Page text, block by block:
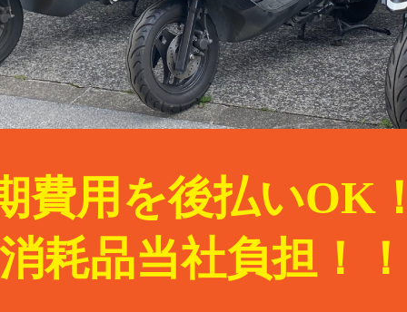
費用を後払いOK
消耗品当社負担！！